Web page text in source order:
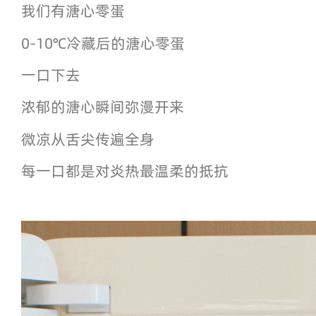
我们有溏心零蛋
0-10℃冷藏后的溏心零蛋
一口下去
浓郁的溏心瞬间弥漫开来
微凉从舌尖传遍全身
每一口都是对炎热最温柔的抵抗